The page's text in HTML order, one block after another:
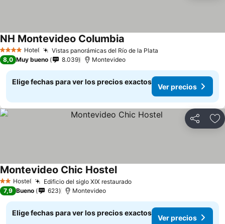
4 EstrellasHotel Vistas panorámicas del Río de la Plata
NH Montevideo Columbia
8,0 Muy bueno 8.039 Montevideo
Elige fechas para ver los precios exactos
Ver precios
Compartir
2 Estrellas
Hostel Edificio del siglo XIX restauradoVer precios
Montevideo Chic HostelVer precios
7,9 Bueno 623 Montevideo
Elige fechas para ver los precios exactos
Ver precios